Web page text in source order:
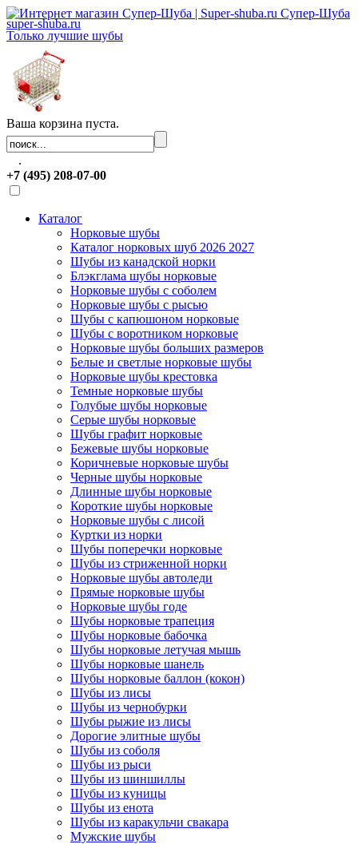
Супер-Шуба
super-shuba.ru
Только лучшие шубы
Ваша корзина пуста.
.
+7 (495) 208-07-00
Каталог
Норковые шубы
Каталог норковых шуб 2026 2027
Шубы из канадской норки
Блэкглама шубы норковые
Норковые шубы с соболем
Норковые шубы с рысью
Шубы с капюшоном норковые
Шубы с воротником норковые
Норковые шубы больших размеров
Белые и светлые норковые шубы
Норковые шубы крестовка
Темные норковые шубы
Голубые шубы норковые
Серые шубы норковые
Шубы графит норковые
Бежевые шубы норковые
Коричневые норковые шубы
Черные шубы норковые
Длинные шубы норковые
Короткие шубы норковые
Норковые шубы с лисой
Куртки из норки
Шубы поперечки норковые
Шубы из стриженной норки
Норковые шубы автоледи
Прямые норковые шубы
Норковые шубы годе
Шубы норковые трапеция
Шубы норковые бабочка
Шубы норковые летучая мышь
Шубы норковые шанель
Шубы норковые баллон (кокон)
Шубы из лисы
Шубы из чернобурки
Шубы рыжие из лисы
Дорогие элитные шубы
Шубы из соболя
Шубы из рыси
Шубы из шиншиллы
Шубы из куницы
Шубы из енота
Шубы из каракульчи свакара
Мужские шубы